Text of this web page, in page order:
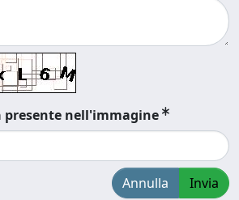
nell'immagine
Annulla Invia